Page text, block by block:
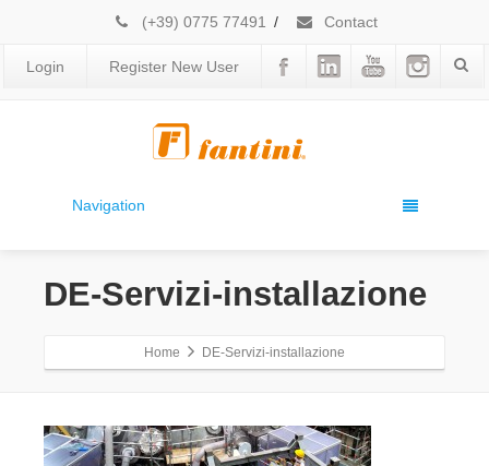
(+39) 0775 77491 / Contact
Login Register New User
Navigation
DE-Servizi-installazione
Home DE-Servizi-installazione